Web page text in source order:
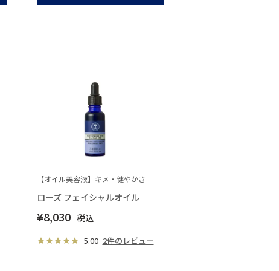
【オイル美容液】キメ・健やかさ
ローズ フェイシャルオイル
¥8,030 税込
5.00 2件のレビュー